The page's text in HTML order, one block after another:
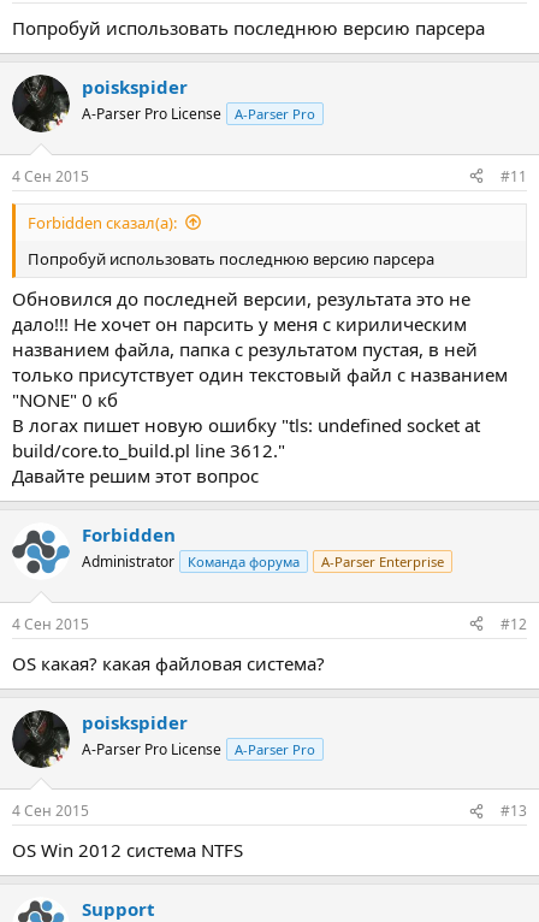
Попробуй использовать последнюю версию парсера
poiskspider
A-Parser Pro License A-Parser Pro
4 Сен 2015 #11
Forbidden сказал(а):
Попробуй использовать последнюю версию парсера
Обновился до последней версии, результата это не
дало!!! Не хочет он парсить у меня с кирилическим
названием файла, папка с результатом пустая, в ней
только присутствует один текстовый файл с названием
"NONE" 0 кб
В логах пишет новую ошибку "tls: undefined socket at
build/core.to_build.pl line 3612."
Давайте решим этот вопрос
Forbidden
Administrator Команда форума A-Parser Enterprise
4 Сен 2015 #12
OS какая? какая файловая система?
poiskspider
A-Parser Pro License A-Parser Pro
4 Сен 2015 #13
OS Win 2012 система NTFS
Support